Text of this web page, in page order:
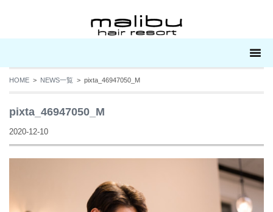
HOME > NEWS一覧 > pixta_46947050_M
pixta_46947050_M
2020-12-10